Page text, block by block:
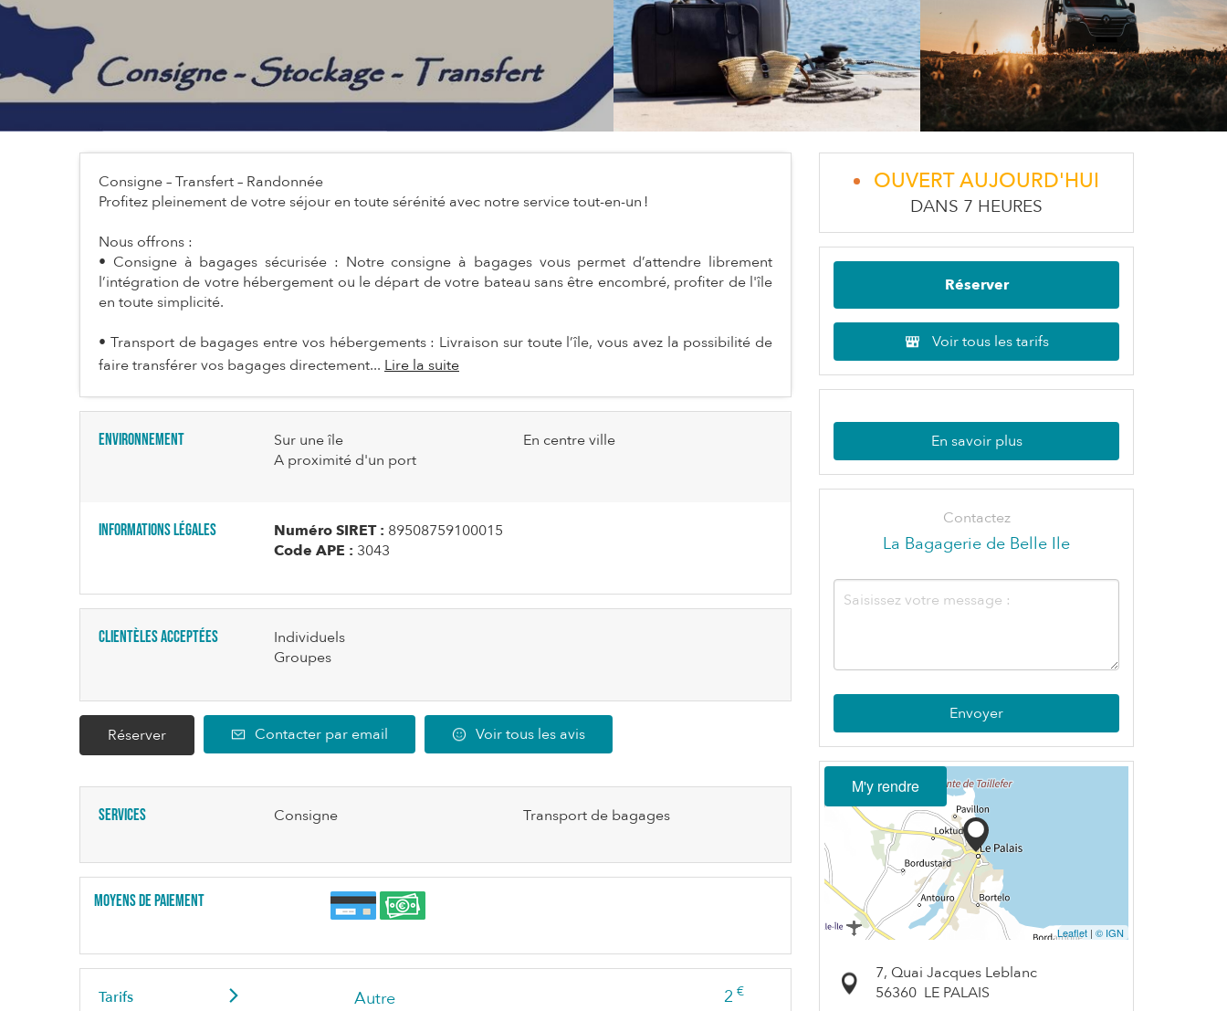
Consigne – Transfert – Randonnée
Profitez pleinement de votre séjour en toute sérénité avec notre service tout-en-un !
Nous offrons :
• Consigne à bagages sécurisée : Notre consigne à bagages vous permet d’attendre librement
l’intégration de votre hébergement ou le départ de votre bateau sans être encombré, profiter de l'île
en toute simplicité.
• Transport de bagages entre vos hébergements : Livraison sur toute l’île, vous avez la possibilité de
faire transférer vos bagages directement... Lire la suite
Environnement Sur une île
En centre ville
A proximité d'un port
Informations légales Numéro SIRET : 89508759100015
Code APE : 3043
Clientèles acceptées
Individuels
Groupes
Réserver Contacter par email Voir tous les avis
Services Consigne Transport de bagages
Moyens de paiement
Tarifs Autre 2 €
OUVERT AUJOURD'HUI
DANS 7 HEURES
Réserver
Voir tous les tarifs
En savoir plus
Contactez
La Bagagerie de Belle Ile
Envoyer
M'y rendre
Leaflet | © IGN
7, Quai Jacques Leblanc
56360 LE PALAIS